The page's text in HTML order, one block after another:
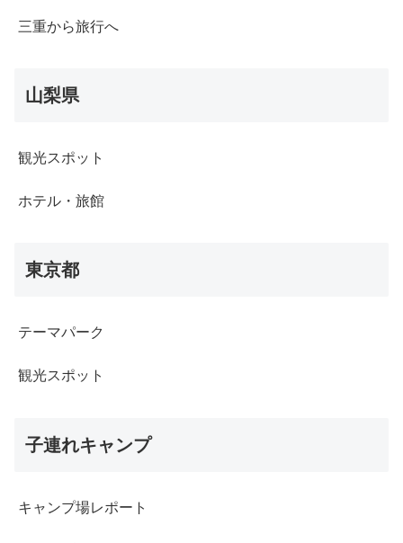
三重から旅行へ
山梨県
観光スポット
ホテル・旅館
東京都
テーマパーク
観光スポット
子連れキャンプ
キャンプ場レポート